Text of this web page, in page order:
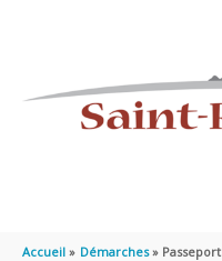
Accueil Démarches Passeport